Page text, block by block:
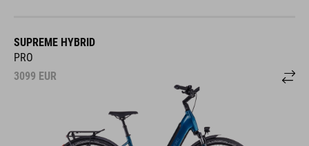
SUPREME HYBRID
PRO
3099 EUR